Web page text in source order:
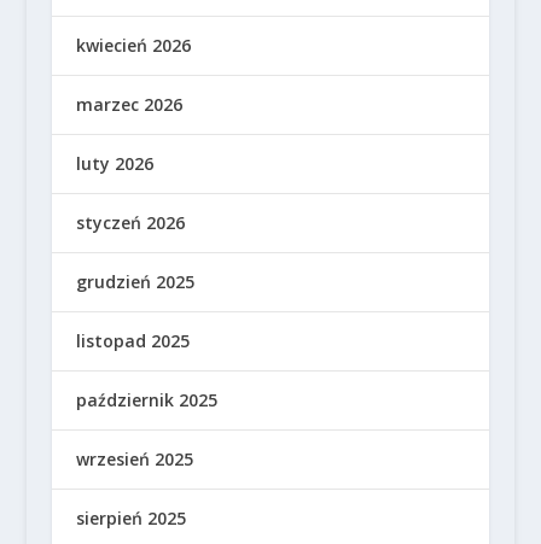
kwiecień 2026
marzec 2026
luty 2026
styczeń 2026
grudzień 2025
listopad 2025
październik 2025
wrzesień 2025
sierpień 2025